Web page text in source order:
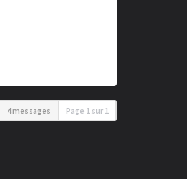
4 messages Page 1 sur 1